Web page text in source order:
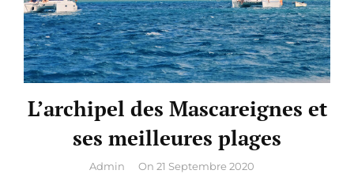
L’archipel des Mascareignes et
ses meilleures plages
By
Admin On 21 Septembre 2020